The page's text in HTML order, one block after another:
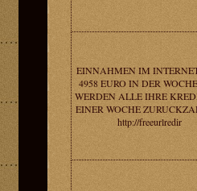
EINNAHMEN IM
4958 EURO IN DER
WERDEN ALLE IHRE
EINER WOCHE
http://freeurlredir